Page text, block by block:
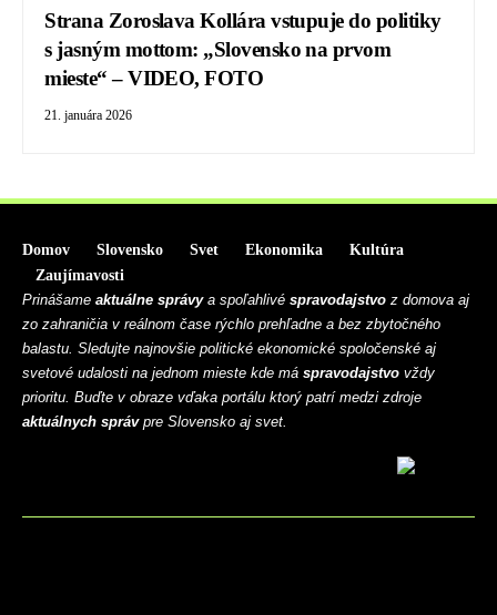
Strana Zoroslava Kollára vstupuje do politiky
s jasným mottom: „Slovensko na prvom
mieste“ – VIDEO, FOTO
21. januára 2026
Domov Slovensko Svet Ekonomika
Kultúra
Zaujímavosti
Prinášame aktuálne správya spoľahlivé spravodajstvo z domova aj
zo zahraničia v reálnom čase rýchlo prehľadne a bez zbytočného
balastu. Sledujte najnovšie politické ekonomické spoločenské aj
svetové udalosti na jednom mieste kde má spravodajstvo vždy
prioritu. Buďte v obraze vďaka portálu ktorý patrí medzi zdroje
aktuálnych správpre Slovensko aj svet.